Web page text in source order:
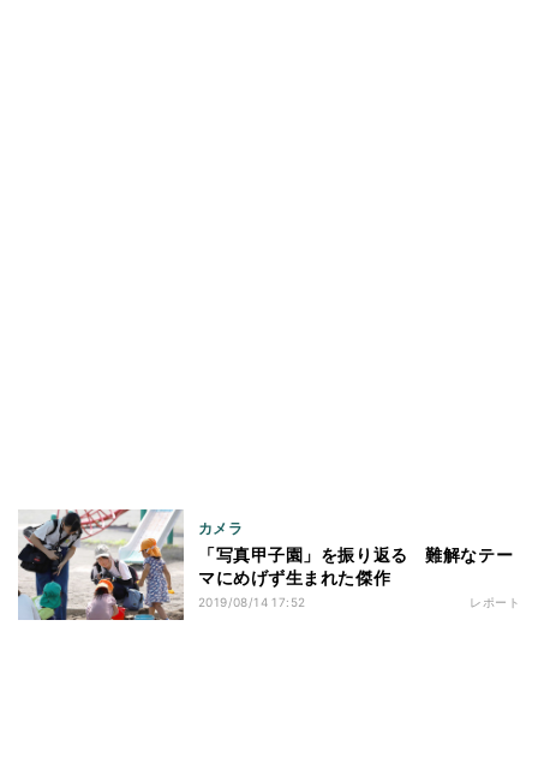
カメラ
「写真甲子園」を振り返る 難解なテー
マにめげず生まれた傑作
2019/08/14 17:52 レポート